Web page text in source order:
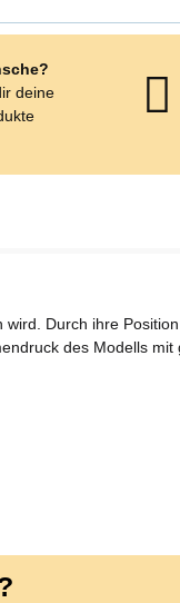
deine
Durch ihre
des Modells mit